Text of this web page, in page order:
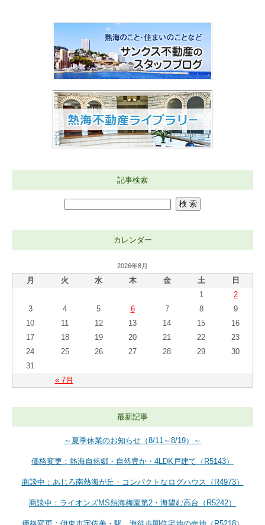
記事検索
カレンダー
2026年8月
月 火 水 木 金 土 日
« 7月
1
2
3
4 5 6 7 8
9
10
11 12 13 14 15
16
17
18 19 20 21 22
23
24
25 26 27 28 29
30
31
最新記事
～夏季休業のお知らせ（8/11～8/19）～
価格変更：熱海自然郷・自然豊か・4LDK戸建て（R5143）
商談中：あじろ南熱海が丘・コンパクトなログハウス（R4973）
商談中：ライオンズMS熱海梅園第2・海望む高台（R5242）